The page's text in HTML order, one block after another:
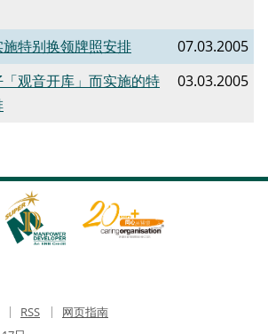
特别换领牌照安排
07.03.2005
观音开库」而实施的特
03.03.2005
RSS
网页指南